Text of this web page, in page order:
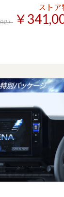
スト
込） ￥